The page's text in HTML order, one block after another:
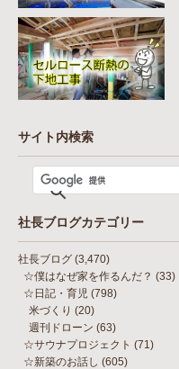
サイト内検索
社長ブログカテゴリー
社長ブログ (3,470)
☆僕はなぜ家を作るんだ？ (33)
☆日記・育児 (798)
米づくり (20)
週刊ドローン (63)
☆サウナプロジェクト (71)
☆新築のお話し (605)